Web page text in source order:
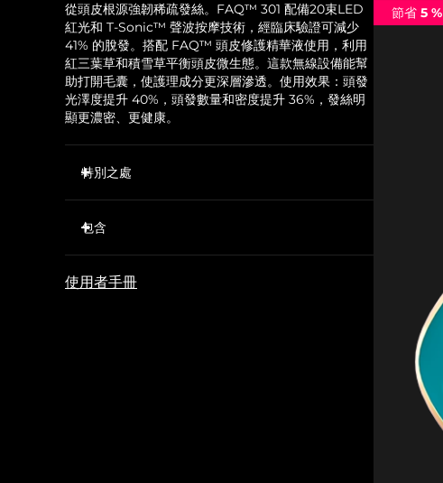
節省 5 %
從頭皮根源強韌稀疏發絲。FAQ™ 301 配備20束LED
紅光和 T-Sonic™ 聲波按摩技術，經臨床驗證可減少
41% 的脫發。搭配 FAQ™ 頭皮修護精華液使用，利用
紅三葉草和積雪草平衡頭皮微生態。這款無線設備能幫
助打開毛囊，使護理成分更深層滲透。使用效果：頭發
光澤度提升 40%，頭發數量和密度提升 36%，發絲明
顯更濃密、更健康。
特別之處
防止脫發。
T-Sonic™聲波按摩促進血液循環，使氧氣和營養物
包含
FAQ™ Scalp Recovery & Thick Hair Probiotic
使用者手冊